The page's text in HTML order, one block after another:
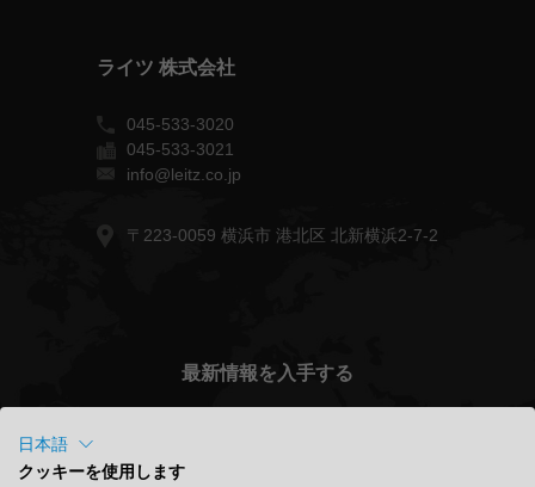
ライツ 株式会社
045-533-3020
045-533-3021
info@leitz.co.jp
〒223-0059 横浜市 港北区 北新横浜2-7-2
最新情報を入手する
日本語
クッキーを使用します